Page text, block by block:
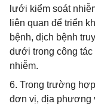
lưới kiểm soát
liên quan để triển
bệnh, dịch bệnh
dưới trong công
nhiễm.
6. Trong trường
đơn vị, địa phương